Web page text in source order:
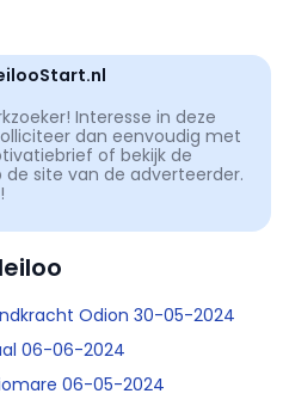
Interesse in deze
dan eenvoudig met
of bekijk de
site van de adverteerder.
Odion 30-05-2024
06-06-2024
06-05-2024